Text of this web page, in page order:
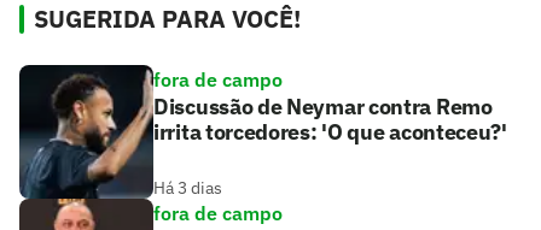
SUGERIDA PARA VOCÊ!
fora de campo
Discussão de Neymar contra Remo
irrita torcedores: 'O que aconteceu?'
Há 3 dias
fora de campo